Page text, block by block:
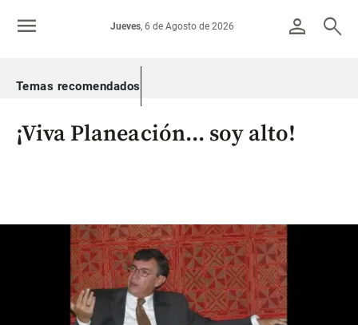
Colombia
person search
Jueves, 6 de Agosto de 2026
menu
Temas recomendados
¡Viva Planeación... soy alto!